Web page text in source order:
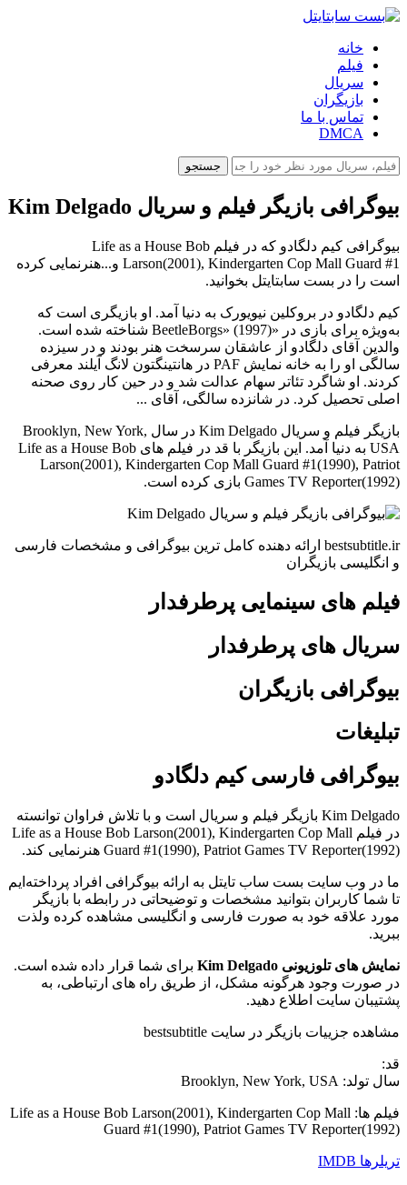
خانه
فیلم
سریال
بازیگران
تماس با ما
DMCA
جستجو
بیوگرافی بازیگر فیلم و سریال Kim Delgado
بیوگرافی کیم دلگادو که در فیلم Life as a House Bob
Larson(2001), Kindergarten Cop Mall Guard #1 و...هنرنمایی کرده
است را در بست سابتایتل بخوانید.
کیم دلگادو در بروکلین نیویورک به دنیا آمد. او بازیگری است که
به‌ویژه برای بازی در «BeetleBorgs» (1997) شناخته شده است.
والدین آقای دلگادو از عاشقان سرسخت هنر بودند و در سیزده
سالگی او را به خانه نمایش PAF در هانتینگتون لانگ آیلند معرفی
کردند. او شاگرد تئاتر سهام عدالت شد و در حین کار روی صحنه
اصلی تحصیل کرد. در شانزده سالگی، آقای ...
بازیگر فیلم و سریال Kim Delgado در سال Brooklyn, New York,
USA به دنیا آمد. این بازیگر با قد در فیلم های Life as a House Bob
Larson(2001), Kindergarten Cop Mall Guard #1(1990), Patriot
Games TV Reporter(1992) بازی کرده است.
bestsubtitle.ir ارائه دهنده کامل ترین بیوگرافی و مشخصات فارسی
و انگلیسی بازیگران
فیلم های سینمایی پرطرفدار
سریال های پرطرفدار
بیوگرافی بازیگران
تبلیغات
بیوگرافی فارسی کیم دلگادو
Kim Delgado بازیگر فیلم و سریال است و با تلاش فراوان توانسته
در فیلم Life as a House Bob Larson(2001), Kindergarten Cop Mall
Guard #1(1990), Patriot Games TV Reporter(1992) هنرنمایی کند.
ما در وب سایت بست ساب تایتل به ارائه بیوگرافی افراد پرداخته‌ایم
تا شما کاربران بتوانید مشخصات و توضیحاتی در رابطه با بازیگر
مورد علاقه خود به صورت فارسی و انگلیسی مشاهده کرده ولذت
ببرید.
نمایش های تلوزیونی Kim Delgado
برای شما قرار داده شده است.
در صورت وجود هرگونه مشکل، از طریق راه های ارتباطی، به
پشتیبان سایت اطلاع دهید.
مشاهده جزییات بازیگر در سایت bestsubtitle
قد:
سال تولد: Brooklyn, New York, USA
فیلم ها: Life as a House Bob Larson(2001), Kindergarten Cop Mall
Guard #1(1990), Patriot Games TV Reporter(1992)
تریلرها IMDB